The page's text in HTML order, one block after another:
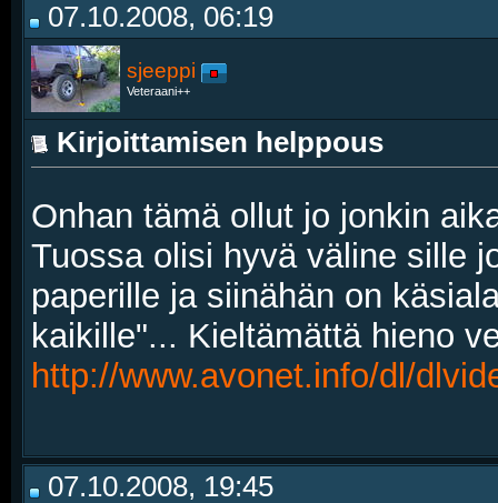
07.10.2008, 06:19
sjeeppi
Veteraani++
Kirjoittamisen helppous
Onhan tämä ollut jo jonkin
Tuossa olisi hyvä väline sille
paperille ja siinähän on
kaikille"... Kieltämättä hieno
http://www.avonet.info/dl/
07.10.2008, 19:45